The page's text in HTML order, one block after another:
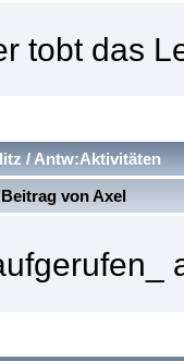
tobt das
/Antw:Aktivitäten
vonAxel